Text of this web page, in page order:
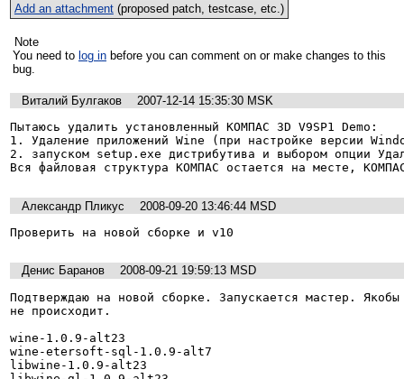
Add an attachment(proposed patch, testcase, etc.)
Note
You need to log in
bug.
Виталий Булгаков
2007-12-14 15:35:30 MSK
Пытаюсь удалить установленный КОМПАС 3D V9SP1 Demo:
1. Удаление приложений Wine (при настройке версии
2. запуском setup.exe дистрибутива и выбором опции
Вся файловая структура КОМПАС остается на месте,
Александр Пликус
2008-09-20 13:46:44 MSD
Проверить на новой сборке и v10
Денис Баранов
2008-09-21 19:59:13 MSD
Подтверждаю на новой сборке. Запускается мастер.
не происходит.
wine-1.0.9-alt23
wine-etersoft-sql-1.0.9-alt7
libwine-1.0.9-alt23